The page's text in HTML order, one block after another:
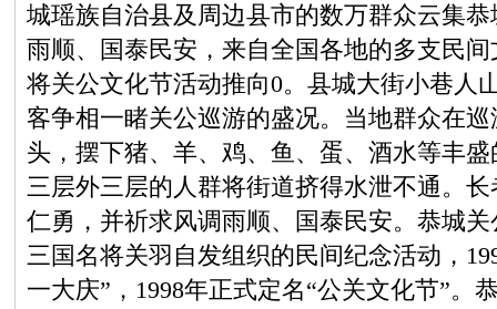
城瑶族自治县及周边县市的数万群众云集
雨顺、国泰民安，来自全国各地的多支民
将关公文化节活动推向0。县城大街小巷人
客争相一睹关公巡游的盛况。当地群众在
头，摆下猪、羊、鸡、鱼、蛋、酒水等丰
三层外三层的人群将街道挤得水泄不通。
仁勇，并祈求风调雨顺、国泰民安。恭城
三国名将关羽自发组织的民间纪念活动，
一大庆”，1998年正式定名“公关文化节”。